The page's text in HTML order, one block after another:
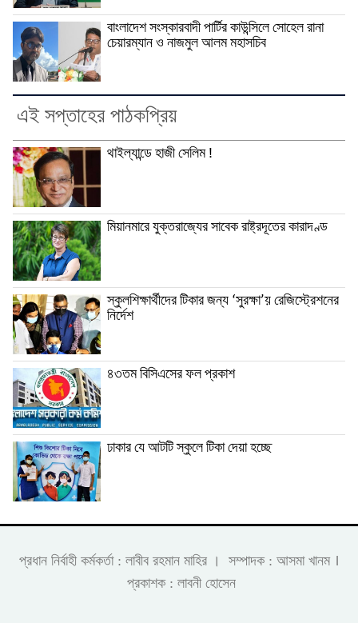
বাংলাদেশ সংস্কারবাদী পার্টির কাউন্সিলে সোহেল রানা
চেয়ারম্যান ও নাজমুল আলম মহাসচিব
এই সপ্তাহের পাঠকপ্রিয়
থাইল্যান্ডে হাজী সেলিম !
মিয়ানমারে যুক্তরাজ্যের সাবেক রাষ্ট্রদূতের কারাদণ্ড
স্কুলশিক্ষার্থীদের টিকার জন্য ‘সুরক্ষা’য় রেজিস্ট্রেশনের
নির্দেশ
৪৩তম বিসিএসের ফল প্রকাশ
ঢাকার যে আটটি স্কুলে টিকা দেয়া হচ্ছে
প্রধান নির্বাহী কর্মকর্তা : লাবীব রহমান মাহির । সম্পাদক : আসমা খানম ।
প্রকাশক : লাবনী হোসেন